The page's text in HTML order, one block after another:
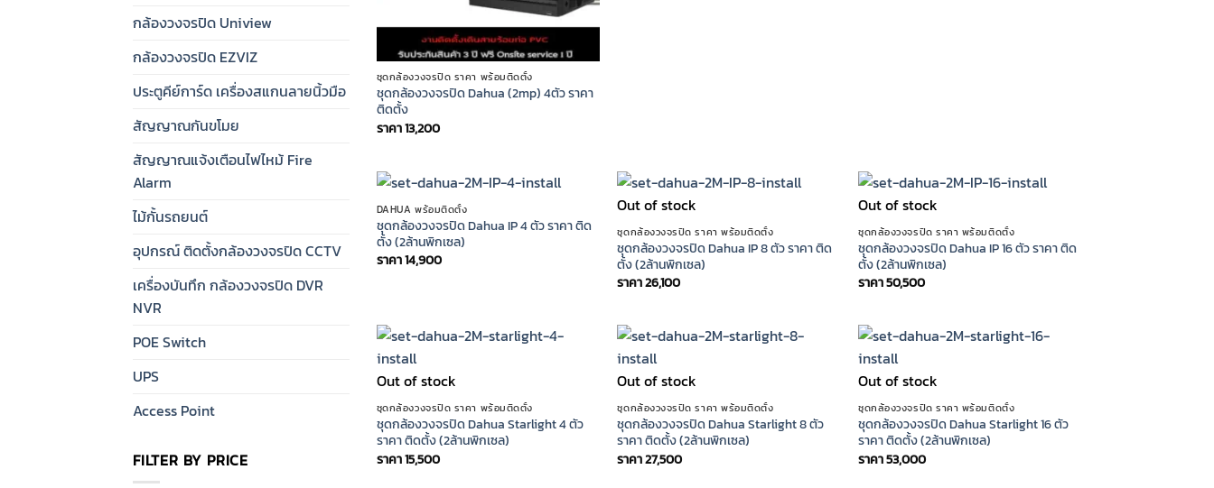
กล้องวงจรปิด Uniview
กล้องวงจรปิด EZVIZ
ประตูคีย์การ์ด เครื่องสแกนลายนิ้วมือ
สัญญาณกันขโมย
สัญญาณแจ้งเตือนไฟไหม้ Fire
Alarm
ไม้กั้นรถยนต์
อุปกรณ์ ติดตั้งกล้องวงจรปิด CCTV
เครื่องบันทึก กล้องวงจรปิด DVR
NVR
POE Switch
UPS
Access Point
FILTER BY PRICE
ชุดกล้องวงจรปิด ราคา พร้อมติดตั้ง
ชุดกล้องวงจรปิด Dahua (2mp) 4ตัว ราคา
ติดตั้ง
ราคา13,200
DAHUA พร้อมติดตั้ง
ชุดกล้องวงจรปิด Dahua IP 4 ตัว ราคา ติด
ตั้ง (2ล้านพิกเซล)
ราคา14,900
Out of stock
ชุดกล้องวงจรปิด ราคา พร้อมติดตั้ง
ชุดกล้องวงจรปิด Dahua IP 8 ตัว ราคา ติด
ตั้ง (2ล้านพิกเซล)
ราคา26,100
Out of stock
ชุดกล้องวงจรปิด ราคา พร้อมติดตั้ง
ชุดกล้องวงจรปิด Dahua IP 16 ตัว ราคา ติด
ตั้ง (2ล้านพิกเซล)
ราคา50,500
Out of stock
ชุดกล้องวงจรปิด ราคา พร้อมติดตั้ง
ชุดกล้องวงจรปิด Dahua Starlight 4 ตัว
ราคา ติดตั้ง (2ล้านพิกเซล)
ราคา15,500
Out of stock
ชุดกล้องวงจรปิด ราคา พร้อมติดตั้ง
ชุดกล้องวงจรปิด Dahua Starlight 8 ตัว
ราคา ติดตั้ง (2ล้านพิกเซล)
ราคา27,500
Out of stock
ชุดกล้องวงจรปิด ราคา พร้อมติดตั้ง
ชุดกล้องวงจรปิด Dahua Starlight 16 ตัว
ราคา ติดตั้ง (2ล้านพิกเซล)
ราคา53,000